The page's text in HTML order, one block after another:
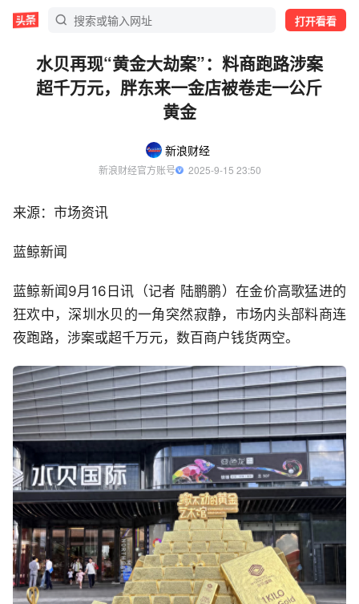
打开看看
水贝再现“黄金大劫案”：料商跑路涉案
超千万元，胖东来一金店被卷走一公斤
黄金
新浪财经
新浪财经官方账号
  2025-9-15 23:50
来源：市场资讯
蓝鲸新闻
蓝鲸新闻9月16日讯（记者 陆鹏鹏）在金价高歌猛进的
狂欢中，深圳水贝的一角突然寂静，市场内头部料商连
夜跑路，涉案或超千万元，数百商户钱货两空。